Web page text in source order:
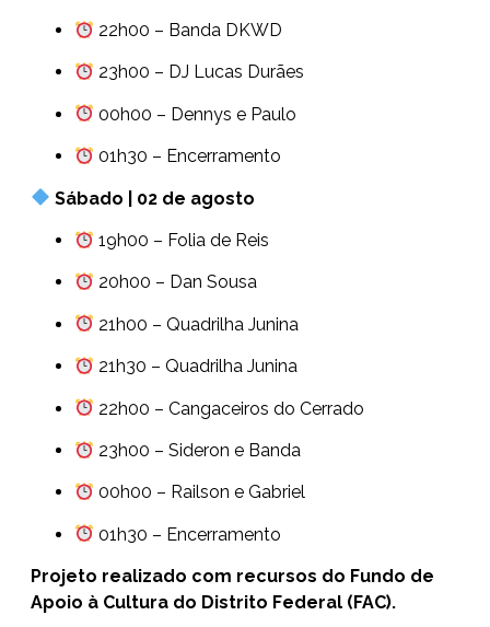
22h00 – Banda DKWD
23h00 – DJ Lucas Durães
00h00 – Dennys e Paulo
01h30 – Encerramento
Sábado | 02 de agosto
19h00 – Folia de Reis
20h00 – Dan Sousa
21h00 – Quadrilha Junina
21h30 – Quadrilha Junina
22h00 – Cangaceiros do Cerrado
23h00 – Sideron e Banda
00h00 – Railson e Gabriel
01h30 – Encerramento
Projeto realizado com recursos do Fundo de
Apoio à Cultura do Distrito Federal (FAC).